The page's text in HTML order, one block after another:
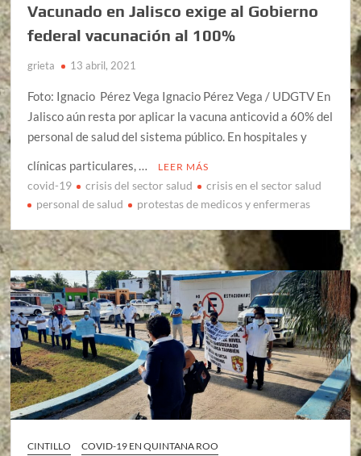
Vacunado en Jalisco exige al Gobierno
federal vacunación al 100%
grieta 13 abril, 2021
Foto: Ignacio Pérez Vega Ignacio Pérez Vega / UDGTV En
Jalisco aún resta por aplicar la vacuna anticovid a 60% del
personal de salud del sistema público. En hospitales y
clínicas particulares, …
LEER MÁS
covid-19 crisis del sector salud
crisis en el sector salud
personal de salud
protestas de medicos y enfermeras
CINTILLO
COVID-19 EN QUINTANA ROO